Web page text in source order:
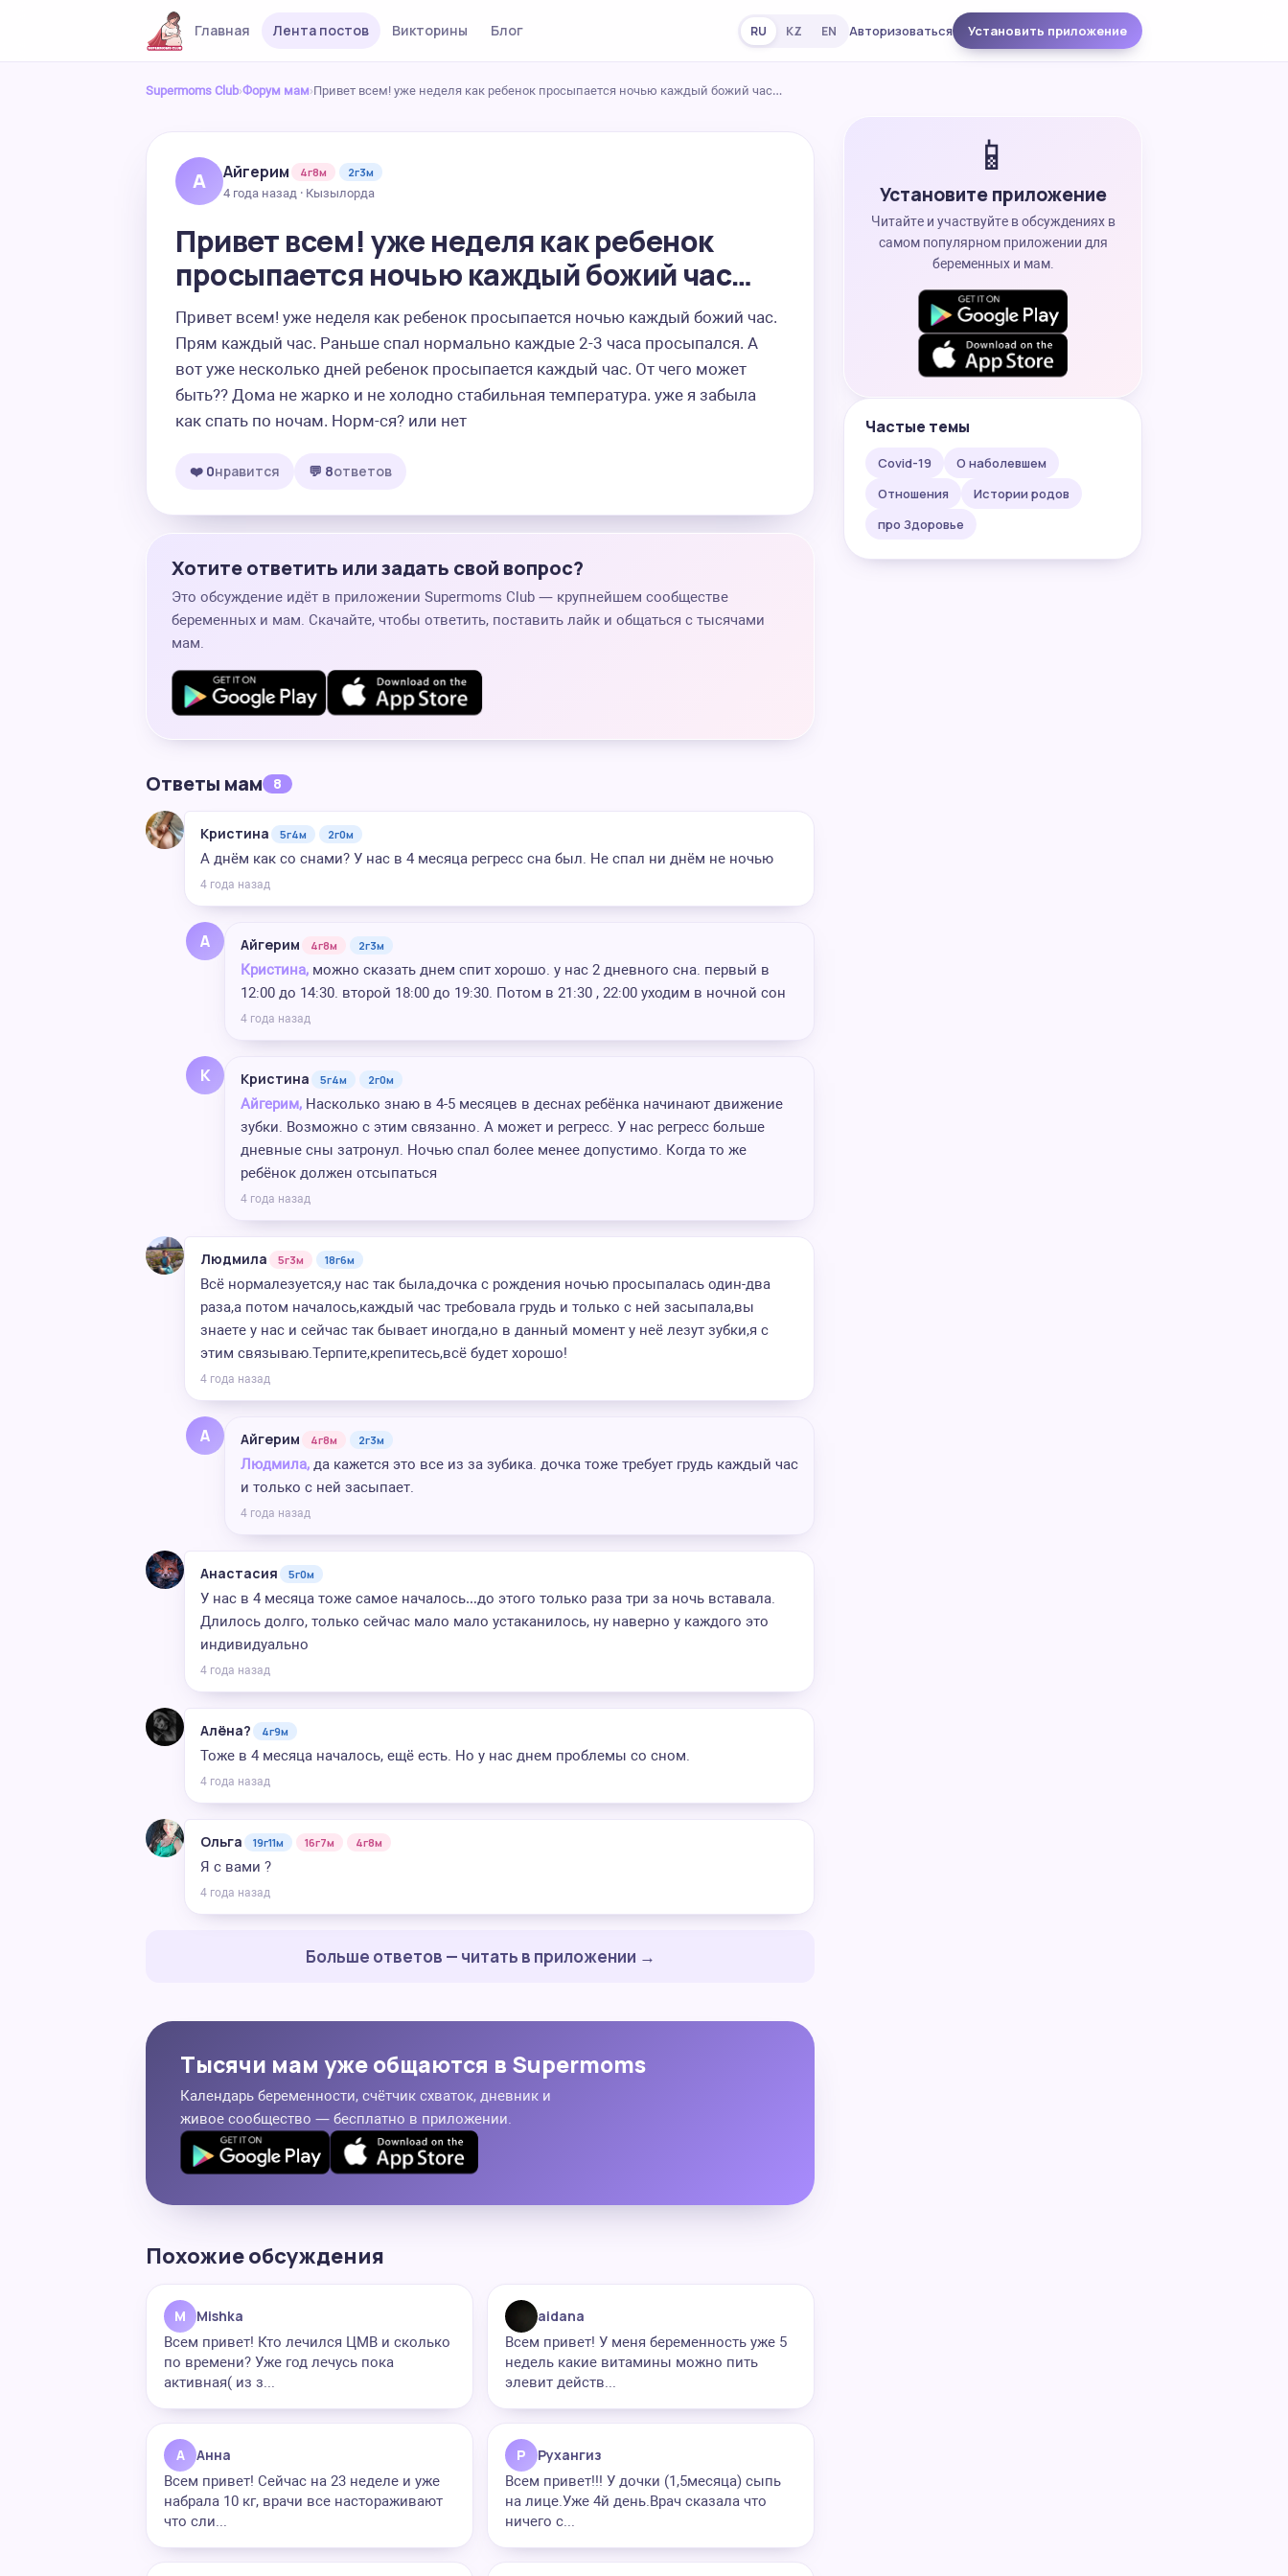
Главная Лента постов Викторины Блог RU KZ EN Авторизоваться Установить приложение
Supermoms Club›Форум мам›Привет всем! уже неделя как ребенок просыпается ночью каждый божий час…
А Айгерим 4г8м
2г3м
4 года назад · Кызылорда
Привет всем! уже неделя как ребенок
просыпается ночью каждый божий час…
Привет всем! уже неделя как ребенок просыпается ночью каждый божий час.
Прям каждый час. Раньше спал нормально каждые 2-3 часа просыпался. А
вот уже несколько дней ребенок просыпается каждый час. От чего может
быть?? Дома не жарко и не холодно стабильная температура. уже я забыла
как спать по ночам. Норм-ся? или нет
❤️ 0нравится 💬 8ответов
Хотите ответить или задать свой вопрос?
Это обсуждение идёт в приложении Supermoms Club — крупнейшем сообществе
беременных и мам. Скачайте, чтобы ответить, поставить лайк и общаться с тысячами
мам.
Ответы мам 8
Кристина 5г4м 2г0м
А днём как со снами? У нас в 4 месяца регресс сна был. Не спал ни днём не ночью
4 года назад
А Айгерим 4г8м 2г3м
Кристина, можно сказать днем спит хорошо. у нас 2 дневного сна. первый в
12:00 до 14:30. второй 18:00 до 19:30. Потом в 21:30 , 22:00 уходим в ночной сон
4 года назад
К Кристина 5г4м 2г0м
Айгерим, Насколько знаю в 4-5 месяцев в деснах ребёнка начинают движение
зубки. Возможно с этим связанно. А может и регресс. У нас регресс больше
дневные сны затронул. Ночью спал более менее допустимо. Когда то же
ребёнок должен отсыпаться
4 года назад
Людмила 5г3м 18г6м
Всё нормалезуется,у нас так была,дочка с рождения ночью просыпалась один-два
раза,а потом началось,каждый час требовала грудь и только с ней засыпала,вы
знаете у нас и сейчас так бывает иногда,но в данный момент у неё лезут зубки,я с
этим связываю.Терпите,крепитесь,всё будет хорошо!
4 года назад
А Айгерим 4г8м 2г3м
Людмила, да кажется это все из за зубика. дочка тоже требует грудь каждый час
и только с ней засыпает.
4 года назад
Анастасия 5г0м
У нас в 4 месяца тоже самое началось…до этого только раза три за ночь вставала.
Длилось долго, только сейчас мало мало устаканилось, ну наверно у каждого это
индивидуально
4 года назад
Алёна? 4г9м
Тоже в 4 месяца началось, ещё есть. Но у нас днем проблемы со сном.
4 года назад
Ольга 19г11м 16г7м 4г8м
Я с вами ?
4 года назад
Больше ответов — читать в приложении →
Тысячи мам уже общаются в Supermoms
Календарь беременности, счётчик схваток, дневник и
живое сообщество — бесплатно в приложении.
Похожие обсуждения
M Mishka
Всем привет! Кто лечился ЦМВ и сколько
по времени? Уже год лечусь пока
активная( из з...
aidana
Всем привет! У меня беременность уже 5
недель какие витамины можно пить
элевит действ...
А Анна
Всем привет! Сейчас на 23 неделе и уже
набрала 10 кг, врачи все настораживают
что сли...
Р Рухангиз
Всем привет!!! У дочки (1,5месяца) сыпь
на лице.Уже 4й день.Врач сказала что
ничего с...
📱
Установите приложение
Читайте и участвуйте в обсуждениях в
самом популярном приложении для
беременных и мам.
Частые темы
Covid-19
О наболевшем
Отношения
Истории родов
про Здоровье